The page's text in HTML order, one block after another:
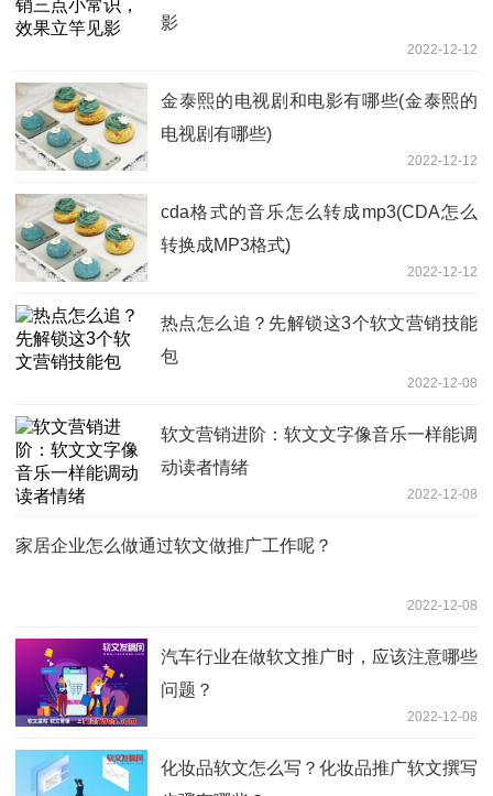
影
2022-12-12
金泰熙的电视剧和电影有哪些(金泰熙的
电视剧有哪些)
2022-12-12
cda格式的音乐怎么转成mp3(CDA怎么
转换成MP3格式)
2022-12-12
热点怎么追？先解锁这3个软文营销技能
包
2022-12-08
软文营销进阶：软文文字像音乐一样能调
动读者情绪
2022-12-08
家居企业怎么做通过软文做推广工作呢？
2022-12-08
汽车行业在做软文推广时，应该注意哪些
问题？
2022-12-08
化妆品软文怎么写？化妆品推广软文撰写